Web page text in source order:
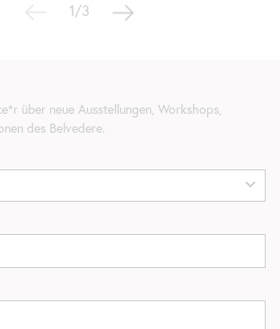
1/3
über neue Ausstellungen, Workshops,
des Belvedere.